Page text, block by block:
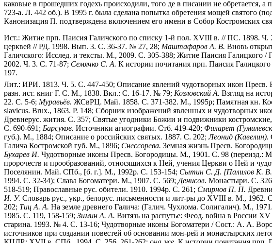
каковые в прошедших годехъ происходили, того де в писании не
723-а. Л. 442 об.). В 1995 г. была сделана попытка обретения мощей святого
Канонизация П. подтверждена включением его имени в Собор Костромских
Ист.: Житие прп. Паисия Галичского по списку 1-й пол. XVIII в. // ПС. 1898. Ч.
церквей // РД. 1998. Вып. 3. С. 36-37. № 27, 28; Маштафаров А. В. Вновь
Галичского: Исслед. и тексты. М., 2009. С. 305-388; Житие Паисия
2002. Ч. 3. С. 71-87; Семячко С. А. К истории почитания прп. Паисия
197.
Лит.: ИРИ. 1813. Ч. 5. С. 447-450; Описание явлений чудотворных икон Пресв.
разн. ист. книг Г. С. М., 1838. Вкл.: С. 16-17. № 79; Козловский А. Взгляд на
22. С. 5-6; Муравьёв. ЖСвРЦ. Май. 1858. С. 371-382. М., 1995р; Памятная кн.
slavicus. Brux., 1863. P. 148; Сборник изображений явленных и чудотворных
Древнерус. жития. С. 357; Святые угодники Божии и подвижники
С. 690-691; Барсуков. Источники агиографии. Стб. 419-420; Филарет
губ.). М., 1884; Описание о российских святых. 1887. С. 202;Леонид (Кавелин).
Галича Костромской губ. М., 1896; Снессорева. Земная жизнь Пресв.
Бухарев И. Чудотворные иконы Пресв. Богородицы. М., 1901. С. 98 (переизд.:
пророчеств и прообразований, относящихся к Ней, учения Церкви о Ней и
Поселянин. Май. СПб., [б. г.]. М., 1992р. С. 153-154; Сытин С. Д. [Палилов К.
1994. С. 32-34); Слава Богоматери. М., 1907. С. 569; Денисов. Монастыри. С.
518-519; Православные рус. обители. 1910. 1994р. С. 261; Смирнов П. П.
И. У. Словарь рус., укр., белорус. письменности и лит-ры до XVIII в. М., 1962.
202; Тиц А. А. На земле древнего Галича: (Галич. Чухлома. Солигалич). М.,
1985. С. 119, 158-159; Зимин А. А. Витязь на распутье: Феод. война в России
старина. 1993. № 4. С. 13-16; Чудотворные иконы Богоматери / Сост.: А. А.
источников при создании повестей об основании мон-рей и монастырских